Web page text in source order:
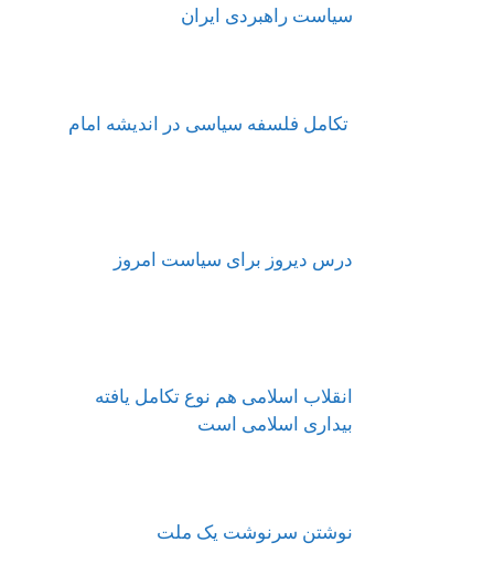
سیاست راهبردی ایران
تکامل فلسفه سیاسی در اندیشه امام
درس دیروز برای سیاست امروز
انقلاب اسلامی هم نوع تکامل یافته
بیداری اسلامی است
نوشتن سرنوشت یک ملت